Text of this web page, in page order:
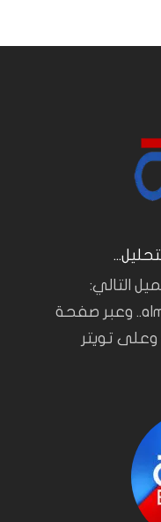
التالي:
almasalahsources@gmail.com.. وعبر صفحة
تويتر